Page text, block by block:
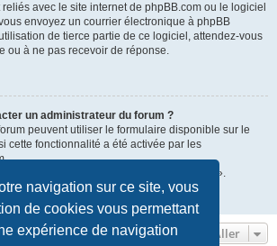
navigation sur ce site, vous
de cookies vous permettant
expérience de navigation
avec le site internet de phpBB.com ou le logiciel
envoyez un courrier électronique à phpBB
de tierce partie de ce logiciel, attendez-vous
ou à ne pas recevoir de réponse.
un administrateur du forum ?
peuvent utiliser le formulaire disponible sur le
cette fonctionnalité a été activée par les
également utiliser le lien « L’équipe ».
Aller